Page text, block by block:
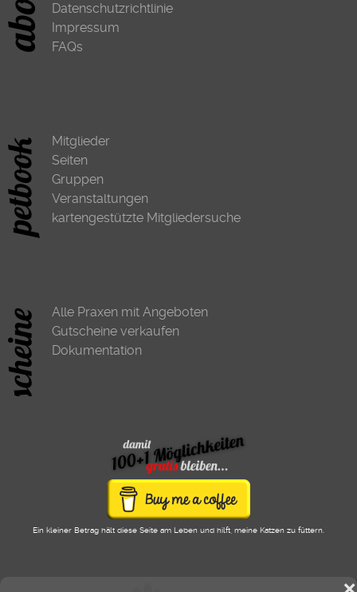
Datenschutzrichtlinie
Impressum
FAQs
Mitglieder
Seiten
Gruppen
Veranstaltungen
kartengestützte Mitgliedersuche
Alle Praxen mit Angeboten
Gutscheine verkaufen
Dokumentation
Ein kleiner Betrag hält diese Seite am Leben und hilft, meine Katzen zu füttern.